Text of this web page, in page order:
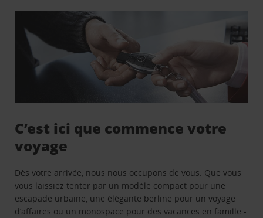
C’est ici que commence votre
voyage
Dès votre arrivée, nous nous occupons de vous. Que vous
vous laissiez tenter par un modèle compact pour une
escapade urbaine, une élégante berline pour un voyage
d’affaires ou un monospace pour des vacances en famille -